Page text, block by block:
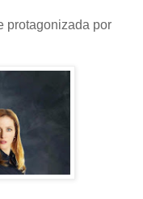
protagonizada por